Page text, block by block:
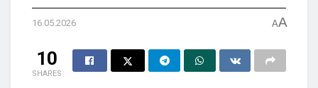
16.05.2026 AA
10
SHARES